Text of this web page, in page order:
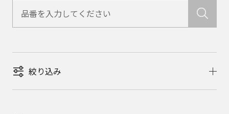
絞り込み